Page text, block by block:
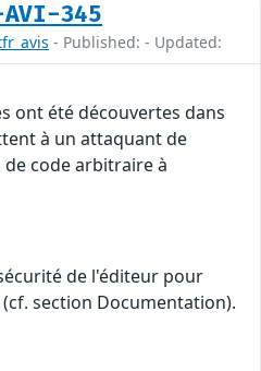
AVI-345
- Published: - Updated:
ont été découvertes dans
à un attaquant de
code arbitraire à
de l'éditeur pour
section Documentation).